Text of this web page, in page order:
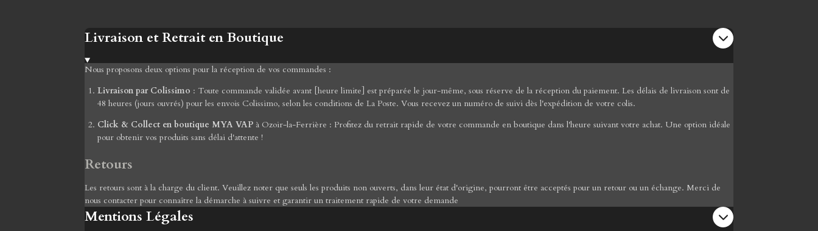
Livraison et Retrait en Boutique
Nous proposons deux options pour la réception de vos commandes :
Livraison par Colissimo : Toute commande validée avant [heure limite] est préparée le jour-même, sous réserve de la réception du paiement. Les délais de livraison sont de
48 heures (jours ouvrés) pour les envois Colissimo, selon les conditions de La Poste. Vous recevez un numéro de suivi dès l'expédition de votre colis.
Click & Collect en boutique MYA VAP à Ozoir-la-Ferrière : Profitez du retrait rapide de votre commande en boutique dans l'heure suivant votre achat. Une option idéale
pour obtenir vos produits sans délai d'attente !
Retours
Les retours sont à la charge du client. Veuillez noter que seuls les produits non ouverts, dans leur état d'origine, pourront être acceptés pour un retour ou un échange. Merci de
nous contacter pour connaître la démarche à suivre et garantir un traitement rapide de votre demande
Mentions Légales